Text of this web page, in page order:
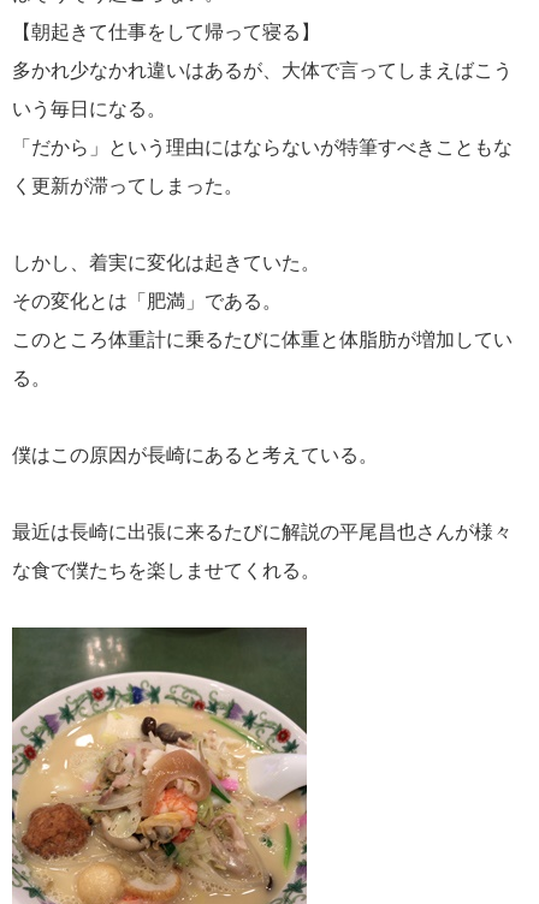
【朝起きて仕事をして帰って寝る】
多かれ少なかれ違いはあるが、大体で言ってしまえばこう
いう毎日になる。
「だから」という理由にはならないが特筆すべきこともな
く更新が滞ってしまった。
しかし、着実に変化は起きていた。
その変化とは「肥満」である。
このところ体重計に乗るたびに体重と体脂肪が増加してい
る。
僕はこの原因が長崎にあると考えている。
最近は長崎に出張に来るたびに解説の平尾昌也さんが様々
な食で僕たちを楽しませてくれる。